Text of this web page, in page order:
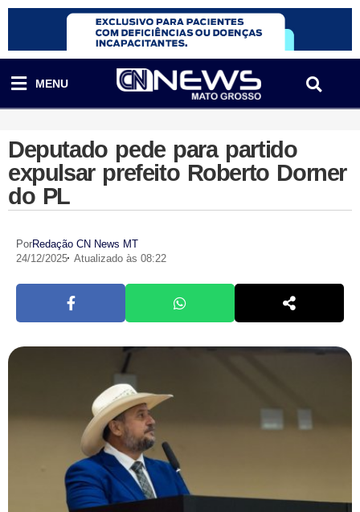
MENU
Deputado pede para partido
expulsar prefeito Roberto Dorner
do PL
PorRedação CN News MT
24/12/2025 Atualizado às 08:22